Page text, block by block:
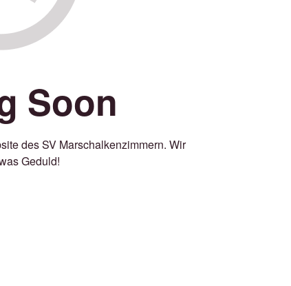
Soon
des SV Marschalkenzimmern. Wir
Geduld!